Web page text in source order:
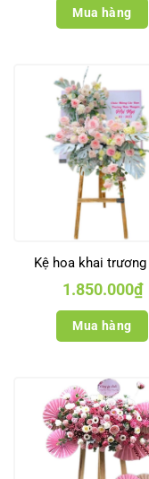
Mua hàng
Kệ hoa khai trương
1.850.000₫
Mua hàng